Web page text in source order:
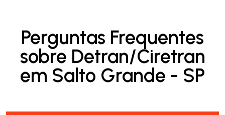
Perguntas Frequentes
sobre Detran/Ciretran
em Salto Grande - SP